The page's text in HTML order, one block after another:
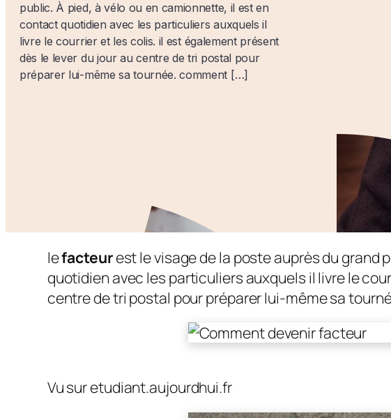
public. À pied, à vélo ou en camionnette, il est en
contact quotidien avec les particuliers auxquels il
livre le courrier et les colis. il est également présent
dès le lever du jour au centre de tri postal pour
préparer lui-même sa tournée. comment […]
lefacteurest le visage de la poste auprès du grand
quotidien avec les particuliers auxquels il livre le
centre de tri postal pour préparer lui-même sa
Vu sur etudiant.aujourdhui.fr